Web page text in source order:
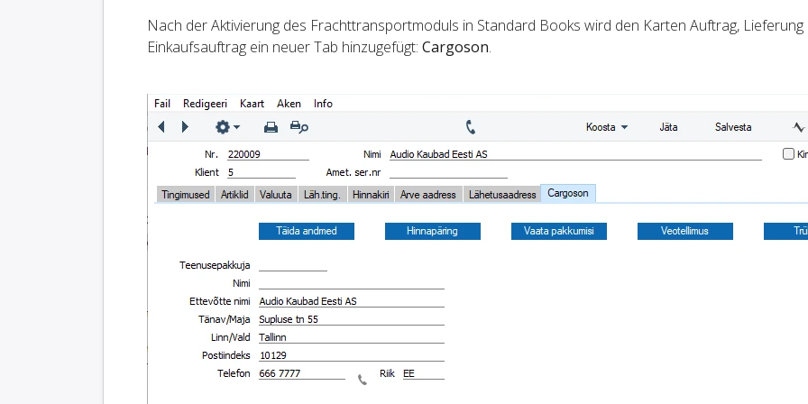
Nach der Aktivierung des Frachttransportmoduls in Standard Books wird den Karten Auftrag, Lieferung
Einkaufsauftrag ein neuer Tab hinzugefügt: Cargoson.